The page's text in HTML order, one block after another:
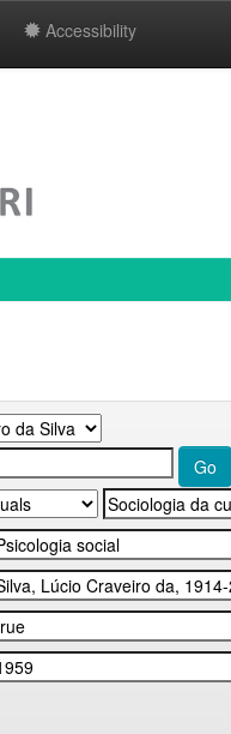
Accessibility